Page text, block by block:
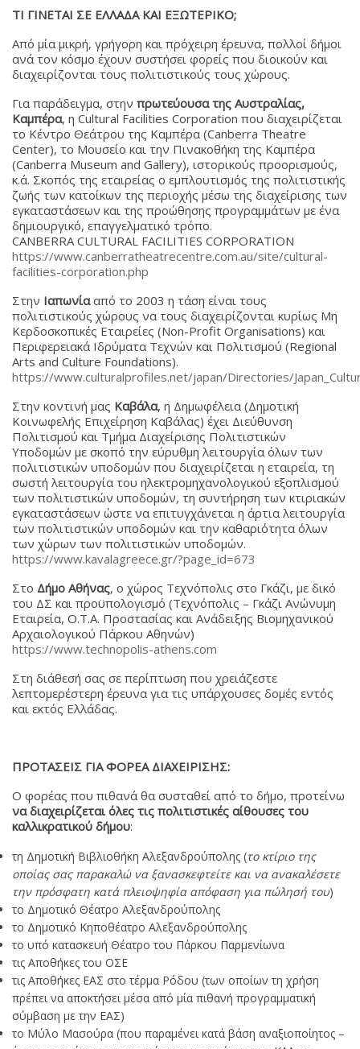
ΤΙ ΓΙΝΕΤΑΙ ΣΕ ΕΛΛΑΔΑ ΚΑΙ ΕΞΩΤΕΡΙΚΟ;
Από μία μικρή, γρήγορη και πρόχειρη έρευνα, πολλοί δήμοι
ανά τον κόσμο έχουν συστήσει φορείς που διοικούν και
διαχειρίζονται τους πολιτιστικούς τους χώρους.
Για παράδειγμα, στην πρωτεύουσα της Αυστραλίας,
Καμπέρα, η Cultural Facilities Corporation που διαχειρίζεται
το Κέντρο Θεάτρου της Καμπέρα (Canberra Theatre
Center), το Μουσείο και την Πινακοθήκη της Καμπέρα
(Canberra Museum and Gallery), ιστορικούς προορισμούς,
κ.ά. Σκοπός της εταιρείας ο εμπλουτισμός της πολιτιστικής
ζωής των κατοίκων της περιοχής μέσω της διαχείρισης των
εγκαταστάσεων και της προώθησης προγραμμάτων με ένα
δημιουργικό, επαγγελματικό τρόπο.
CANBERRA CULTURAL FACILITIES CORPORATION
https://www.canberratheatrecentre.com.au/site/cultural-
facilities-corporation.php
Στην Ιαπωνίααπό το 2003 η τάση είναι τους
πολιτιστικούς χώρους να τους διαχειρίζονται κυρίως Μη
Κερδοσκοπικές Εταιρείες (Non-Profit Organisations) και
Περιφερειακά Ιδρύματα Τεχνών και Πολιτισμού (Regional
Arts and Culture Foundations).
https://www.culturalprofiles.net/japan/Directories/
Στην κοντινή μας Καβάλα, η Δημωφέλεια (Δημοτική
Κοινωφελής Επιχείρηση Καβάλας) έχει Διεύθυνση
Πολιτισμού και Τμήμα Διαχείρισης Πολιτιστικών
Υποδομών με σκοπό την εύρυθμη λειτουργία όλων των
πολιτιστικών υποδομών που διαχειρίζεται η εταιρεία, τη
σωστή λειτουργία του ηλεκτρομηχανολογικού εξοπλισμού
των πολιτιστικών υποδομών, τη συντήρηση των κτιριακών
εγκαταστάσεων ώστε να επιτυγχάνεται η άρτια λειτουργία
των πολιτιστικών υποδομών και την καθαριότητα όλων
των χώρων των πολιτιστικών υποδομών.
https://www.kavalagreece.gr/?page_id=673
Στο Δήμο Αθήνας, ο χώρος Τεχνόπολις στο Γκάζι, με δικό
του ΔΣ και προϋπολογισμό (Τεχνόπολις – Γκάζι Ανώνυμη
Εταιρεία, Ο.Τ.Α. Προστασίας και Ανάδειξης Βιομηχανικού
Αρχαιολογικού Πάρκου Αθηνών)
https://www.technopolis-athens.com
Στη διάθεσή σας σε περίπτωση που χρειάζεστε
λεπτομερέστερη έρευνα για τις υπάρχουσες δομές εντός
και εκτός Ελλάδας.
ΠΡΟΤΑΣΕΙΣ ΓΙΑ ΦΟΡΕΑ ΔΙΑΧΕΙΡΙΣΗΣ:
Ο φορέας που πιθανά θα συσταθεί από το δήμο, προτείνω
να διαχειρίζεται όλες τις πολιτιστικές αίθουσες του
καλλικρατικού δήμου:
τη Δημοτική Βιβλιοθήκη Αλεξανδρούπολης (το κτίριο της
οποίας σας παρακαλώ να ξανασκεφτείτε και να ανακαλέσετε
την πρόσφατη κατά πλειοψηφία απόφαση για πώλησή του)
το Δημοτικό Θέατρο Αλεξανδρούπολης
το Δημοτικό Κηποθέατρο Αλεξανδρούπολης
το υπό κατασκευή Θέατρο του Πάρκου Παρμενίωνα
τις Αποθήκες του ΟΣΕ
τις Αποθήκες ΕΑΣ στο τέρμα Ρόδου (των οποίων τη χρήση
πρέπει να αποκτήσει μέσα από μία πιθανή προγραμματική
σύμβαση με την ΕΑΣ)
το Μύλο Μασούρα (που παραμένει κατά βάση αναξιοποίητος –